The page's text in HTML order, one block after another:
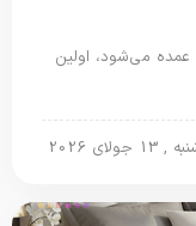
می‌شود، اولین
جولای 2026